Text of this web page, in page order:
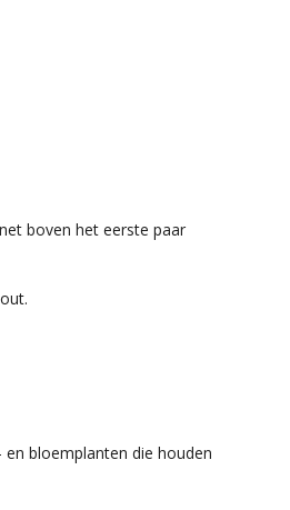
boven het eerste paar
en bloemplanten die houden